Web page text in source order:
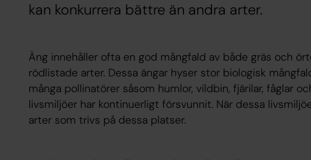
kan konkurrera bättre än andra arter.
Äng innehåller ofta en god mångfald av både gräs och
rödlistade arter. Dessa ängar hyser stor biologisk
många pollinatörer såsom humlor, vildbin, fjärilar, fåglar
livsmiljöer har kontinuerligt försvunnit. När dessa
arter som trivs på dessa platser.